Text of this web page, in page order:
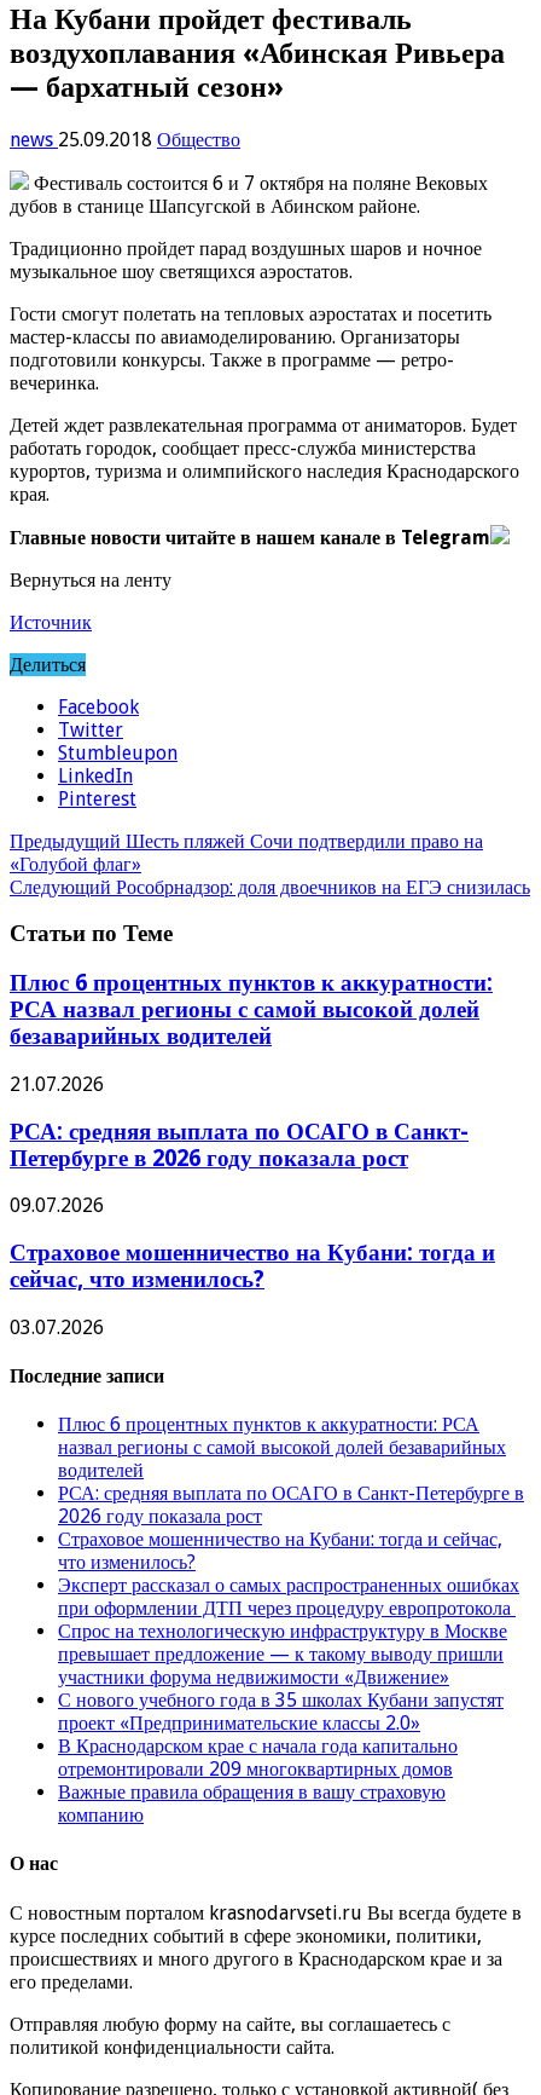
На Кубани пройдет фестиваль
воздухоплавания «Абинская Ривьера
— бархатный сезон»
news 25.09.2018 Общество
Фестиваль состоится 6 и 7 октября на поляне Вековых
дубов в станице Шапсугской в Абинском районе.
Традиционно пройдет парад воздушных шаров и ночное
музыкальное шоу светящихся аэростатов.
Гости смогут полетать на тепловых аэростатах и посетить
мастер-классы по авиамоделированию. Организаторы
подготовили конкурсы. Также в программе — ретро-
вечеринка.
Детей ждет развлекательная программа от аниматоров. Будет
работать городок, сообщает пресс-служба министерства
курортов, туризма и олимпийского наследия Краснодарского
края.
Главные новости читайте в нашем канале в Telegram
Вернуться на ленту
Источник
Делиться
Facebook
Twitter
Stumbleupon
LinkedIn
Pinterest
Предыдущий Шесть пляжей Сочи подтвердили право на
«Голубой флаг»
Следующий Рособрнадзор: доля двоечников на ЕГЭ снизилась
Статьи по Теме
Плюс 6 процентных пунктов к аккуратности:
РСА назвал регионы с самой высокой долей
безаварийных водителей
21.07.2026
РСА: средняя выплата по ОСАГО в Санкт-
Петербурге в 2026 году показала рост
09.07.2026
Страховое мошенничество на Кубани: тогда и
сейчас, что изменилось?
03.07.2026
Последние записи
Плюс 6 процентных пунктов к аккуратности: РСА
назвал регионы с самой высокой долей безаварийных
водителей
РСА: средняя выплата по ОСАГО в Санкт-Петербурге в
2026 году показала рост
Страховое мошенничество на Кубани: тогда и сейчас,
что изменилось?
Эксперт рассказал о самых распространенных ошибках
при оформлении ДТП через процедуру европротокола
Спрос на технологическую инфраструктуру в Москве
превышает предложение — к такому выводу пришли
участники форума недвижимости «Движение»
С нового учебного года в 35 школах Кубани запустят
проект «Предпринимательские классы 2.0»
В Краснодарском крае с начала года капитально
отремонтировали 209 многоквартирных домов
Важные правила обращения в вашу страховую
компанию
О нас
С новостным порталом krasnodarvseti.ru Вы всегда будете в
курсе последних событий в сфере экономики, политики,
происшествиях и много другого в Краснодарском крае и за
его пределами.
Отправляя любую форму на сайте, вы соглашаетесь с
политикой конфиденциальности сайта.
Копирование разрешено, только с установкой активной( без